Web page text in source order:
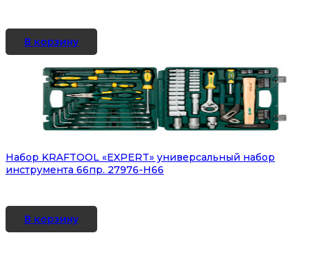
В корзину
Набор KRAFTOOL «EXPERT» универсальный набор
инструмента 66пр. 27976-Н66
В корзину